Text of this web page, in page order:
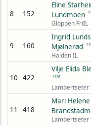
8 152
Eline
Lundmoen
Gloppen FriIL
9 160
Ingrid
Mjølnerød
Halden IL
10 422
Vilje Elida
stat
Lambertseter
11 418
Mari Helene
Lambertseter